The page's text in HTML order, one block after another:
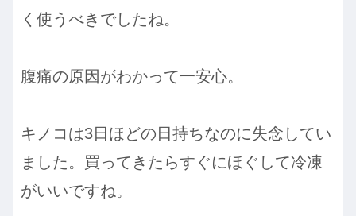
く使うべきでしたね。
腹痛の原因がわかって一安心。
キノコは3日ほどの日持ちなのに失念してい
ました。買ってきたらすぐにほぐして冷凍
がいいですね。